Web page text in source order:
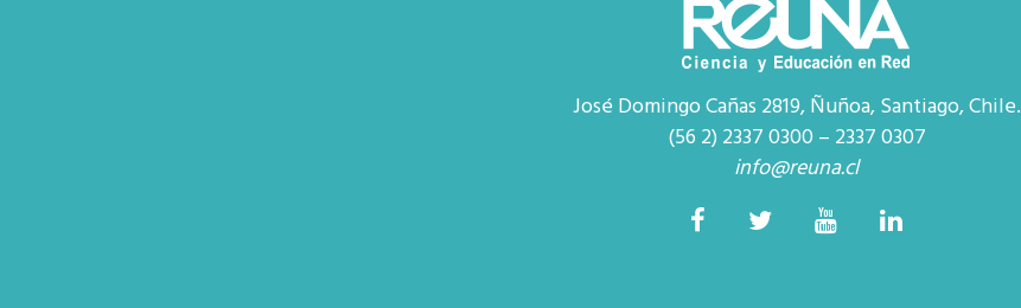
José Domingo Cañas 2819, Ñuñoa, Santiago, Chile.
(56 2) 2337 0300 – 2337 0307
info@reuna.cl